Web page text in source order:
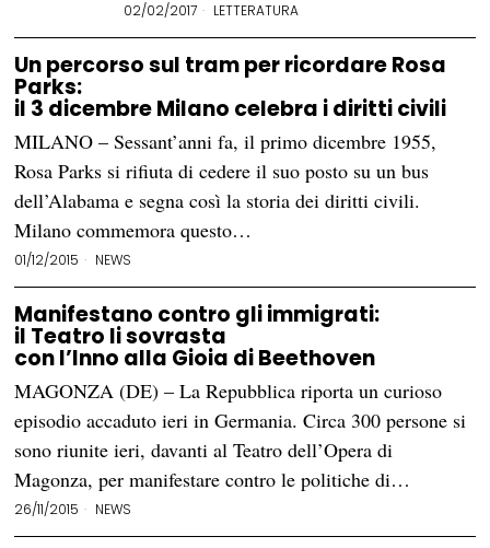
02/02/2017 LETTERATURA
Un percorso sul tram per ricordare Rosa
Parks:
il 3 dicembre Milano celebra i diritti civili
MILANO – Sessant’anni fa, il primo dicembre 1955,
Rosa Parks si rifiuta di cedere il suo posto su un bus
dell’Alabama e segna così la storia dei diritti civili.
Milano commemora questo…
01/12/2015 NEWS
Manifestano contro gli immigrati:
il Teatro li sovrasta
con l’Inno alla Gioia di Beethoven
MAGONZA (DE) – La Repubblica riporta un curioso
episodio accaduto ieri in Germania. Circa 300 persone si
sono riunite ieri, davanti al Teatro dell’Opera di
Magonza, per manifestare contro le politiche di…
26/11/2015 NEWS